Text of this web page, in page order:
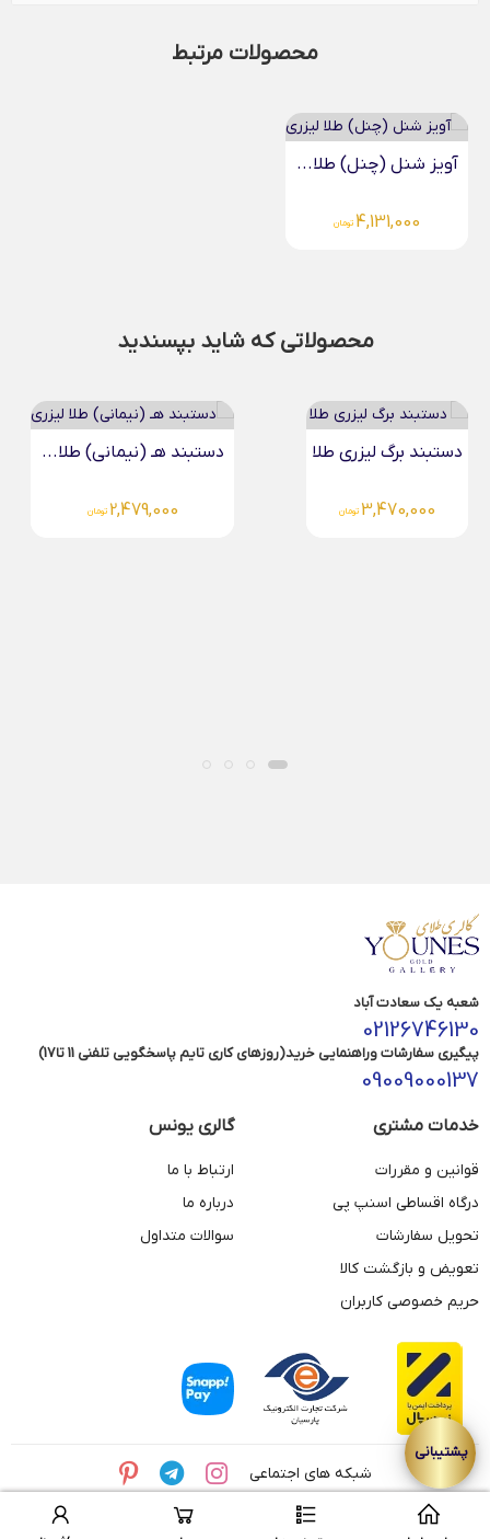
محصولات مرتبط
آویز شنل (چنل) طلا...
4,131,000 تومان
محصولاتی که شاید بپسندید
دستبند هـ (نیمانی) طلا...
2,479,000
آویز رولکس طلا
5,763,000
شعبه یک سعادت آباد
02126746130
پیگیری سفارشات وراهنمایی خرید(روزهای کاری تایم پاسخگویی تلفنی 11 تا17)
09009000137
خدمات مشتری
قوانین و مقررات
درگاه اقساطی اسنپ پی
تحویل سفارشات
تعویض و بازگشت کالا
حریم خصوصی کاربران
گالری یونس
ارتباط با ما
درباره ما
سوالات متداول
© تمامی حقوق این وبسایت متعلق به مجموعه طلای یونس می باشد.
شبکه های اجتماعی